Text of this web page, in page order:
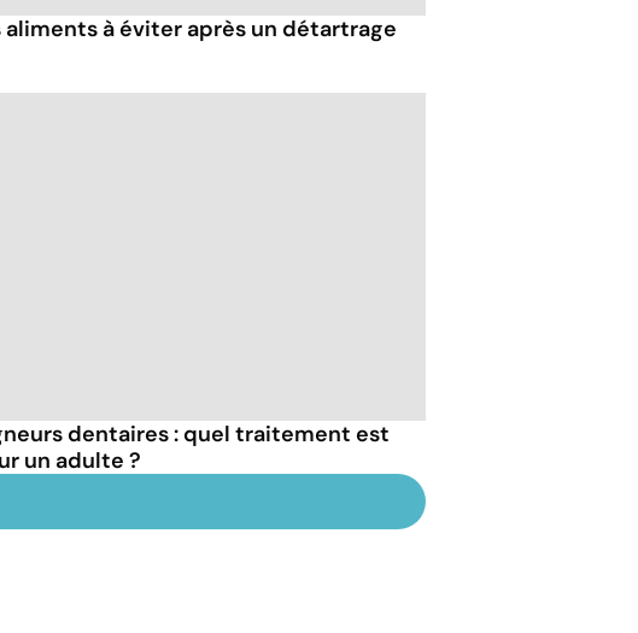
aliments à éviter après un détartrage
dentaires : quel traitement est
un adulte ?